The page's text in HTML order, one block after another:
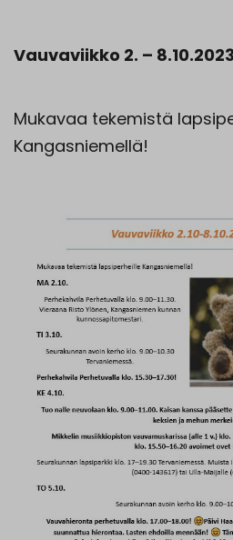
Vauvaviikko 2. – 8.10.2023
Mukavaa tekemistä
Kangasniemellä!